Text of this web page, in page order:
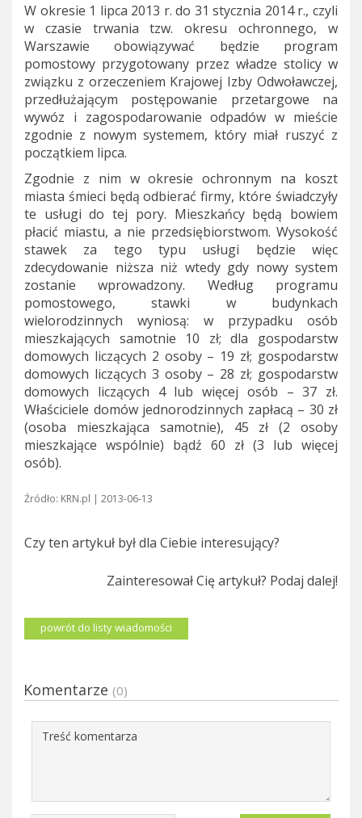
W okresie 1 lipca 2013 r. do 31 stycznia 2014 r., czyli
w czasie trwania tzw. okresu ochronnego, w
Warszawie obowiązywać będzie program
pomostowy przygotowany przez władze stolicy w
związku z orzeczeniem Krajowej Izby Odwoławczej,
przedłużającym postępowanie przetargowe na
wywóz i zagospodarowanie odpadów w mieście
zgodnie z nowym systemem, który miał ruszyć z
początkiem lipca.
Zgodnie z nim w okresie ochronnym na koszt
miasta śmieci będą odbierać firmy, które świadczyły
te usługi do tej pory. Mieszkańcy będą bowiem
płacić miastu, a nie przedsiębiorstwom. Wysokość
stawek za tego typu usługi będzie więc
zdecydowanie niższa niż wtedy gdy nowy system
zostanie wprowadzony. Według programu
pomostowego, stawki w budynkach
wielorodzinnych wyniosą: w przypadku osób
mieszkających samotnie 10 zł; dla gospodarstw
domowych liczących 2 osoby – 19 zł; gospodarstw
domowych liczących 3 osoby – 28 zł; gospodarstw
domowych liczących 4 lub więcej osób – 37 zł.
Właściciele domów jednorodzinnych zapłacą – 30 zł
(osoba mieszkająca samotnie), 45 zł (2 osoby
mieszkające wspólnie) bądź 60 zł (3 lub więcej
osób).
Źródło: KRN.pl | 2013-06-13
Czy ten artykuł był dla Ciebie interesujący?
Zainteresował Cię artykuł? Podaj dalej!
powrót do listy wiadomości
Komentarze (0)